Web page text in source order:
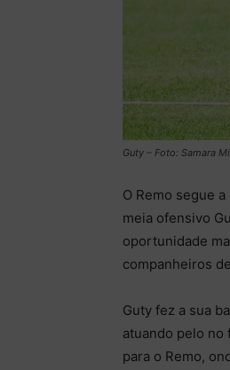
Guty – Foto: Samara
O Remo segue
meia ofensivo
oportunidade
companheiros
Guty fez a sua
atuando pelo no
para o Remo,